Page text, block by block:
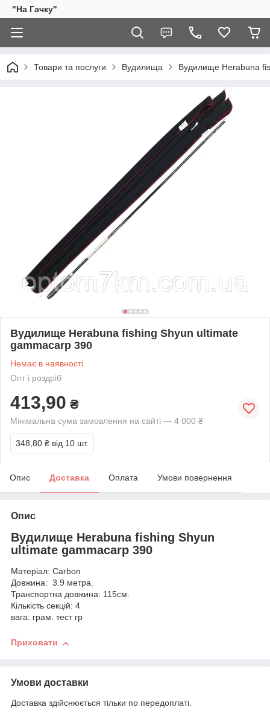
"На Гачку"
Товари та послуги Вудилища Вудилище Herabuna
Вудилище Herabuna fishing Shyun ultimate
gammacarp 390
Немає в наявності
Опт і роздріб
413,90 ₴
Мінімальна сума замовлення на сайті — 4 000 ₴
348,80 ₴ від 10 шт.
Опис Доставка Оплата Умови повернення
Опис
Вудилище Herabuna fishing Shyun
ultimate gammacarp 390
Матеріал: Carbon
Довжина: 3.9 метра.
Транспортна довжина: 115см.
Кількість секцій: 4
вага: грам. тест гр
Приховати
Умови доставки
Доставка здійснюється тільки по передоплаті.